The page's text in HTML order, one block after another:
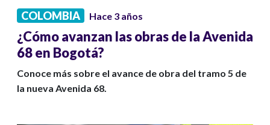
COLOMBIA Hace 3 años
¿Cómo avanzan las obras de la Avenida
68 en Bogotá?
Conoce más sobre el avance de obra del tramo 5 de
la nueva Avenida 68.